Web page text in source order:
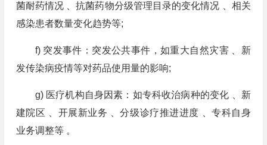
菌耐药情况 、抗菌药物分级管理目录的变化情况 、相关
感染患者数量变化趋势等;
f) 突发事件：突发公共事件，如重大自然灾害 、新
发传染病疫情等对药品使用量的影响;
g) 医疗机构自身因素：如专科收治病种的变化 、新
建院区 、开展新业务 、分级诊疗推进进度 、专科自身
业务调整等 。